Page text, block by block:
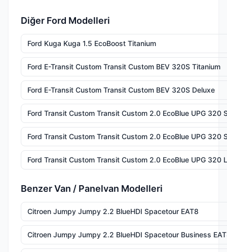
Diğer Ford Modelleri
Ford Kuga Kuga 1.5 EcoBoost Titanium
Ford E-Transit Custom Transit Custom BEV 320S Titanium
Ford E-Transit Custom Transit Custom BEV 320S Deluxe
Ford Transit Custom Transit Custom 2.0 EcoBlue UPG 320
Ford Transit Custom Transit Custom 2.0 EcoBlue UPG 320
Ford Transit Custom Transit Custom 2.0 EcoBlue UPG 320
Benzer Van / Panelvan Modelleri
Citroen Jumpy Jumpy 2.2 BlueHDI Spacetour EAT8
Citroen Jumpy Jumpy 2.2 BlueHDI Spacetour Business